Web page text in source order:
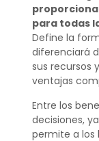
para todas
Define la
diferenciará
sus recursos
ventajas
Entre los
decisiones,
permite a los